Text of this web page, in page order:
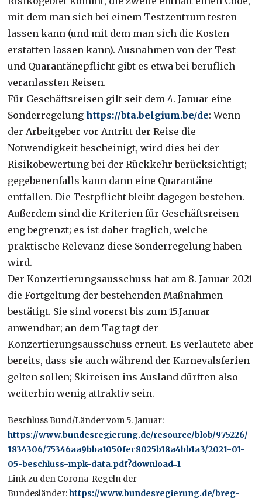
mit dem man sich bei einem Testzentrum testen
lassen kann (und mit dem man sich die Kosten
erstatten lassen kann). Ausnahmen von der Test-
und Quarantänepflicht gibt es etwa bei beruflich
veranlassten Reisen.
Für Geschäftsreisen gilt seit dem 4. Januar eine
Sonderregelunghttps://bta.belgium.be/de: Wenn
der Arbeitgeber vor Antritt der Reise die
Notwendigkeit bescheinigt, wird dies bei der
Risikobewertung bei der Rückkehr berücksichtigt;
gegebenenfalls kann dann eine Quarantäne
entfallen. Die Testpflicht bleibt dagegen bestehen.
Außerdem sind die Kriterien für Geschäftsreisen
eng begrenzt; es ist daher fraglich, welche
praktische Relevanz diese Sonderregelung haben
wird.
Der Konzertierungsausschuss hat am 8. Januar 2021
die Fortgeltung der bestehenden Maßnahmen
bestätigt. Sie sind vorerst bis zum 15.Januar
anwendbar; an dem Tag tagt der
Konzertierungsausschuss erneut. Es verlautete aber
bereits, dass sie auch während der Karnevalsferien
gelten sollen; Skireisen ins Ausland dürften also
weiterhin wenig attraktiv sein.
Beschluss Bund/Länder vom 5. Januar:
https://www.bundesregierung.de/resource/blob/975226/
1834306/75346aa9bba1050fec8025b18a4bb1a3/2021-01-
05-beschluss-mpk-data.pdf?download=1
Link zu den Corona-Regeln der
Bundesländer:https://www.bundesregierung.de/breg-